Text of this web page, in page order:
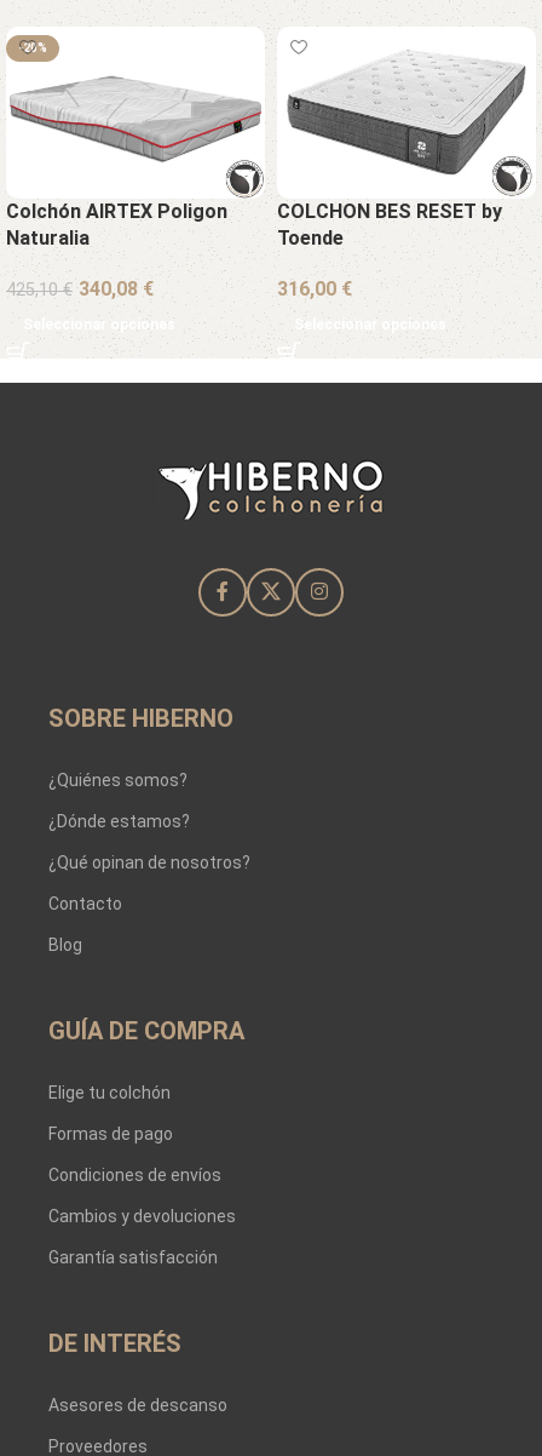
-20%
Colchón AIRTEX Poligon
Naturalia
425,10€ €
Seleccionar opciones
COLCHON BES RESET by
Toende
€
Seleccionar opciones
SOBRE HIBERNO
¿Quiénes somos?
¿Dónde estamos?
¿Qué opinan de nosotros?
Contacto
Blog
GUÍA DE COMPRA
Elige tu colchón
Formas de pago
Condiciones de envíos
Cambios y devoluciones
Garantía satisfacción
DE INTERÉS
Asesores de descanso
Proveedores